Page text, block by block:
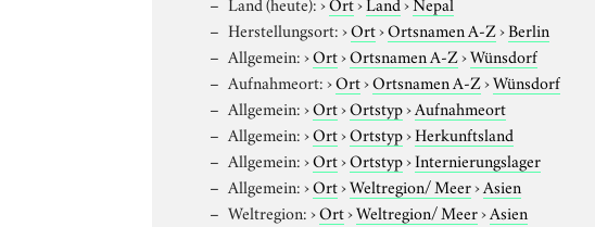
Herstellungsort:›Ort›Ortsnamen A-Z›Berlin
Allgemein:›Ort›Ortsnamen A-Z›Wünsdorf
Aufnahmeort:›Ort›Ortsnamen A-Z›Wünsdorf
Allgemein:›Ort›Ortstyp›Aufnahmeort
Allgemein:›Ort›Ortstyp›Herkunftsland
Allgemein:›Ort›Ortstyp›Internierungslager
Allgemein:›Ort›Weltregion/ Meer›Asien
Weltregion:›Ort›Weltregion/ Meer›Asien